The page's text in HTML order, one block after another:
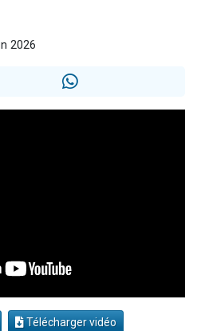
de faire un don pour 5 jours de vacances aux Orphelins
3 personnes viennent de nous rejoindre sur WhatsApp
2026
Télécharger vidéo